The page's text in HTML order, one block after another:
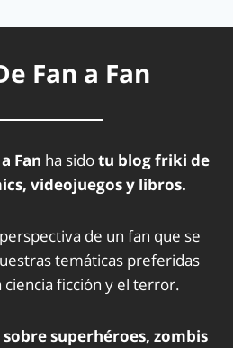
Fan a Fan
Fan ha sidotu blog friki de
videojuegos y libros.
de un fan que se
temáticas preferidas
ciencia ficción y el terror.
superhéroes, zombis